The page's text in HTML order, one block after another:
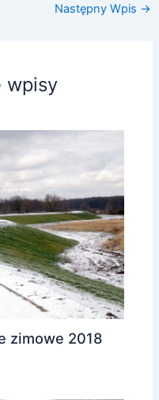
Następny Wpis →
wpisy
zimowe 2018